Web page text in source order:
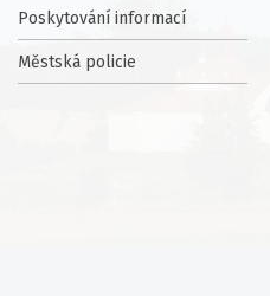
Poskytování informací
Městská policie